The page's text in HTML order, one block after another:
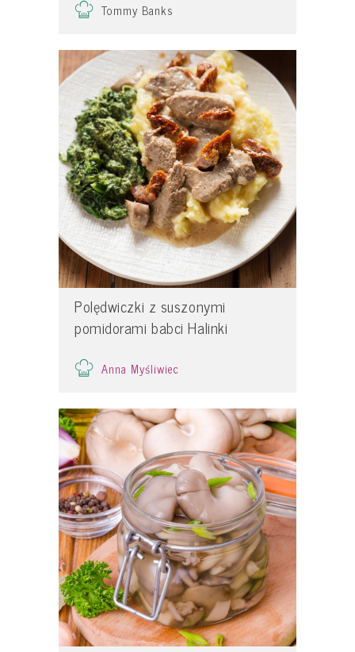
Tommy Banks
Polędwiczki z suszonymi
pomidorami babci Halinki
Anna Myśliwiec